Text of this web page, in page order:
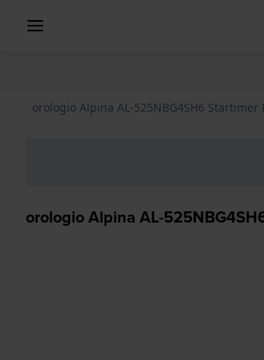
orologio Alpina AL-525NBG4SH6 Startimer
orologio Alpina AL-